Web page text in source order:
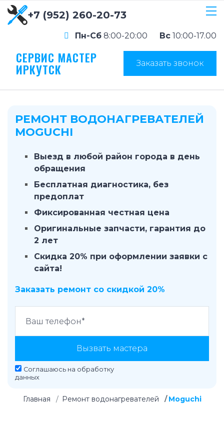
+7 (952) 260-20-73
Пн-Сб 8:00-20:00 Вс 10:00-17.00
СЕРВИС МАСТЕР
ИРКУТСК Заказать звонок
РЕМОНТ ВОДОНАГРЕВАТЕЛЕЙ
MOGUCHI
Выезд в любой район города в день
обращения
Бесплатная диагностика, без
предоплат
Фиксированная честная цена
Оригинальные запчасти, гарантия до
2 лет
Скидка 20% при оформлении заявки с
сайта!
Заказать ремонт со скидкой 20%
Вызвать мастера
Соглашаюсь на обработку
данных
Главная Ремонт водонагревателей Moguchi